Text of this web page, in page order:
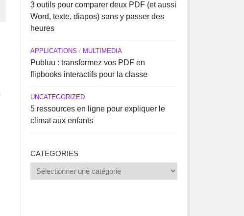
3 outils pour comparer deux PDF (et aussi
Word, texte, diapos) sans y passer des
heures
APPLICATIONS / MULTIMEDIA
Publuu : transformez vos PDF en
flipbooks interactifs pour la classe
UNCATEGORIZED
5 ressources en ligne pour expliquer le
climat aux enfants
CATEGORIES
Categories